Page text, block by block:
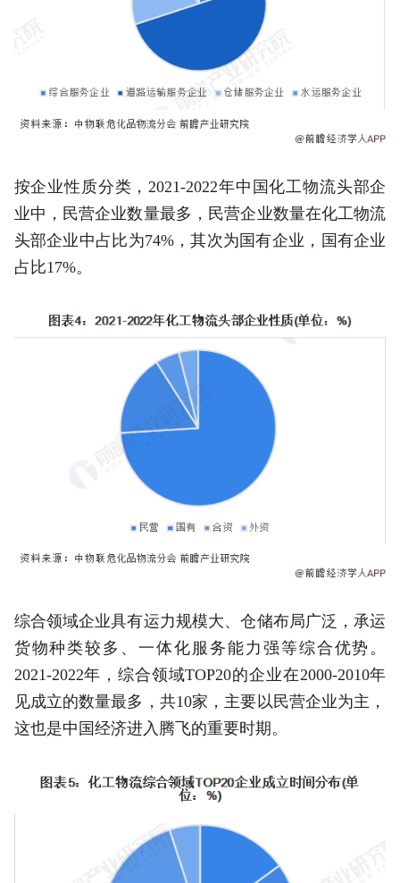
按企业性质分类，2021-2022年中国化工物流头部企
业中，民营企业数量最多，民营企业数量在化工物流
头部企业中占比为74%，其次为国有企业，国有企业
占比17%。
综合领域企业具有运力规模大、仓储布局广泛，承运
货物种类较多、一体化服务能力强等综合优势。
2021-2022年，综合领域TOP20的企业在2000-2010年
见成立的数量最多，共10家，主要以民营企业为主，
这也是中国经济进入腾飞的重要时期。